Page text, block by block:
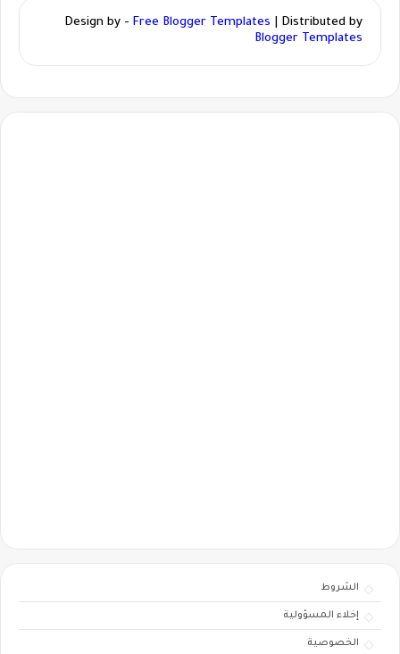
Design by - Free Blogger Templates | Distributed by
Blogger Templates
الشروط
إخلاء المسؤولية
الخصوصية